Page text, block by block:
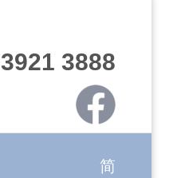
3921 3888
简